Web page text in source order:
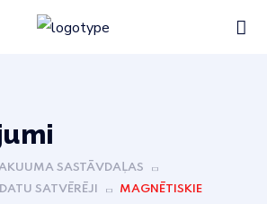
SASTĀVDAĻAS
SATVĒRĒJI
MAGNĒTISKIE